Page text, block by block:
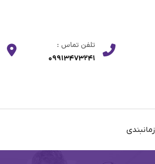
تلفن تماس :
09913473241
زمانبندی